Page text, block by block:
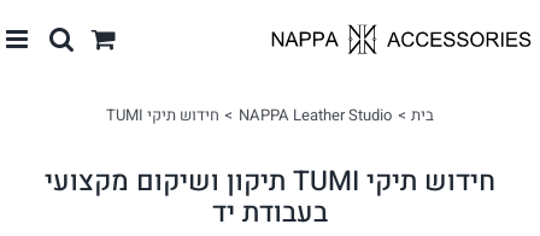
לתוכן
בית NAPPA Leather Studio חידוש תיקי TUMI
חידוש תיקי TUMI תיקון ושיקום מקצועי
בעבודת יד